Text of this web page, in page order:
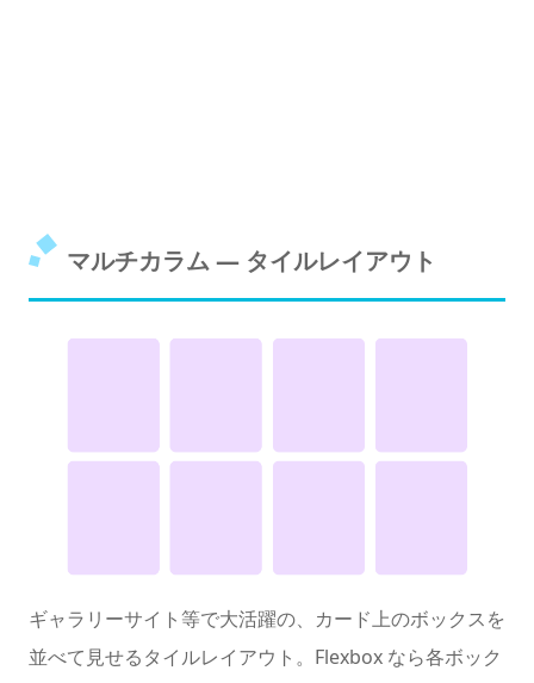
マルチカラム ― タイルレイアウト
ギャラリーサイト等で大活躍の、カード上のボックスを
並べて見せるタイルレイアウト。Flexbox なら各ボック